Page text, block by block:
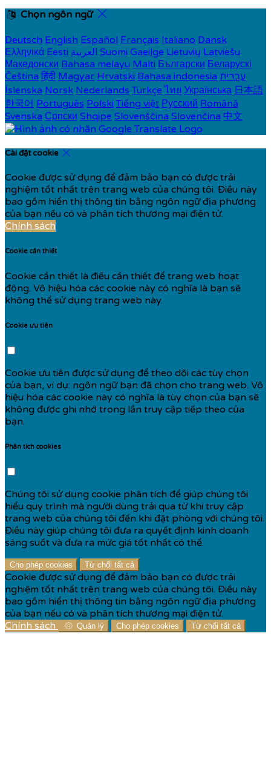
Chọn ngôn ngữ
Deutsch English Español Français Italiano Dansk
Ελληνικά Eesti العربية Suomi Gaeilge Lietuvių Latviešu
Македонски Bahasa melayu Malti Български Беларускі
Čeština हिंदी Magyar Hrvatski Bahasa indonesia עברית
Íslenska Norsk Nederlands Türkçe ไทย Українська 日本語
한국어 Português Polski Tiếng việt Русский Română
Svenska Српски Shqipe Slovenščina Slovenčina 中文
Cài đặt cookie
Cookie được sử dụng để đảm bảo bạn có được trải
nghiệm tốt nhất trên trang web của chúng tôi. Điều này
bao gồm hiển thị thông tin bằng ngôn ngữ địa phương
của bạn nếu có và phân tích thương mại điện tử.
Chính sách
Cookie cần thiết
Cookie cần thiết là điều cần thiết để trang web hoạt
động. Vô hiệu hóa các cookie này có nghĩa là bạn sẽ
không thể sử dụng trang web này.
Cookie ưu tiên
Cookie ưu tiên được sử dụng để theo dõi các tùy chọn
của bạn, ví dụ: ngôn ngữ bạn đã chọn cho trang web. Vô
hiệu hóa các cookie này có nghĩa là tùy chọn của bạn sẽ
không được ghi nhớ trong lần truy cập tiếp theo của
bạn.
Phân tích cookies
Chúng tôi sử dụng cookie phân tích để giúp chúng tôi
hiểu quy trình mà người dùng trải qua từ khi truy cập
trang web của chúng tôi đến khi đặt phòng với chúng tôi.
Điều này giúp chúng tôi đưa ra quyết định kinh doanh
sáng suốt và đưa ra mức giá tốt nhất có thể.
Cho phép cookies Từ chối tất cả
Cookie được sử dụng để đảm bảo bạn có được trải
nghiệm tốt nhất trên trang web của chúng tôi. Điều này
bao gồm hiển thị thông tin bằng ngôn ngữ địa phương
của bạn nếu có và phân tích thương mại điện tử.
Chính sách
Quản lý Cho phép cookies Từ chối tất cả